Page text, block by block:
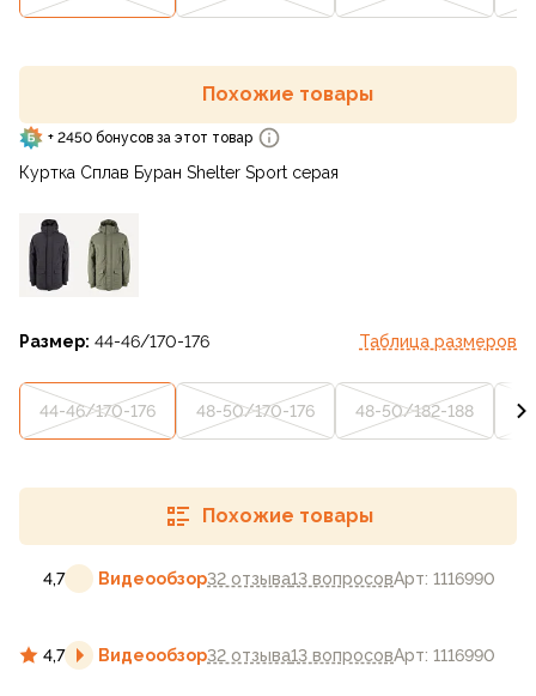
4,7 Видеообзор32 отзыва13 вопросовАрт: 1116990
Похожие товары
+ 2450 бонусов за этот товар
Куртка Сплав Буран Shelter Sport серая
Размер: 44-46/170-176 Таблица размеров
44-46/170-176 48-50/170-176 48-50/182-188
4,7 Видеообзор32 отзыва13 вопросовАрт: 1116990
Похожие товары